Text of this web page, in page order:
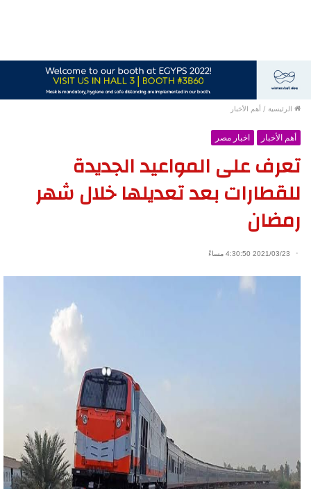
الرئيسية / أهم الأخبار
أهم الأخبار اخبار مصر
تعرف على المواعيد الجديدة
للقطارات بعد تعديلها خلال شهر
رمضان
2021/03/23 4:30:50 مساءً